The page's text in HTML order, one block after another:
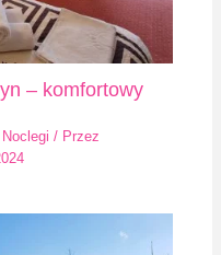
– komfortowy
/ Przez